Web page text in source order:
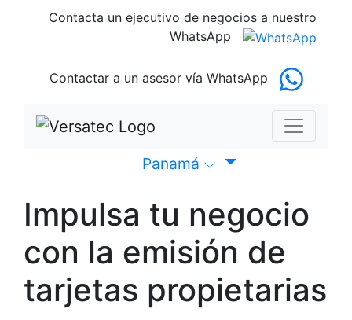
Contacta un ejecutivo de negocios a nuestro
WhatsApp
Contactar a un asesor vía WhatsApp
Panamá
Impulsa tu negocio
con la emisión de
tarjetas propietarias